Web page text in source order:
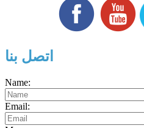
اتصل بنا
Name:
Email: